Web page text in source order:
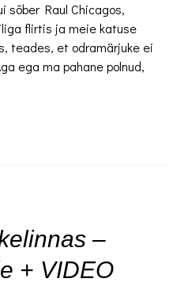
sõber Raul Chicagos,
flirtis ja meie katuse
teades, et odramärjuke ei
ega ma pahane polnud,
–
+ VIDEO